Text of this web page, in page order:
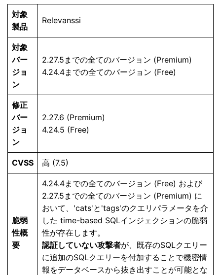
対象
製品
Relevanssi
対象
バー
ジョ
ン
2.27.5までの全てのバージョン (Premium)
4.24.4までの全てのバージョン (Free)
修正
バー
ジョ
ン
2.27.6 (Premium)
4.24.5 (Free)
CVSS 高 (7.5)
脆弱
性概
要
4.24.4までの全てのバージョン (Free) および
2.27.5までの全てのバージョン (Premium) に
おいて、'cats'と'tags'のクエリパラメータを介
した time-based SQLインジェクションの脆弱
性が存在します。
認証していない攻撃者が、既存のSQLクエリー
に追加のSQLクエリーを付加することで機密情
報をデータベースから抜き出すことが可能とな